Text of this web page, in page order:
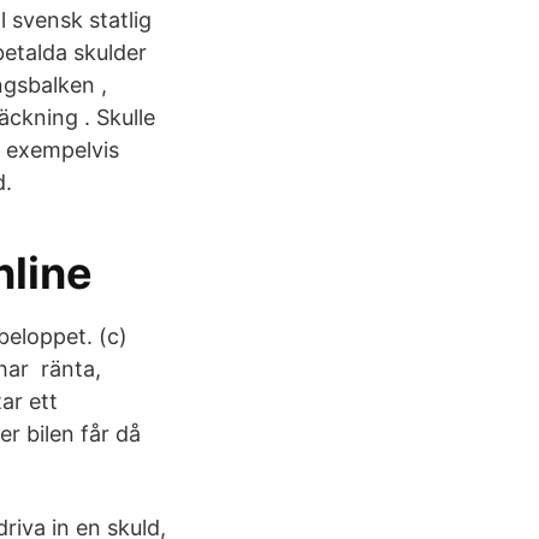
svensk statlig
skulder
,
. Skulle
(c)
ränta,
ett
bilen får då
in en skuld,